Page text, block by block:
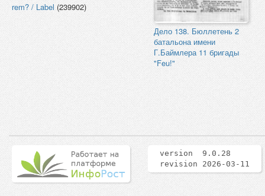
rem? / Label (239902)
Дело 138. Бюллетень 2
батальона имени
Г.Баймлера 11 бригады
"Feu!"
version 9.0.28
revision 2026-03-11